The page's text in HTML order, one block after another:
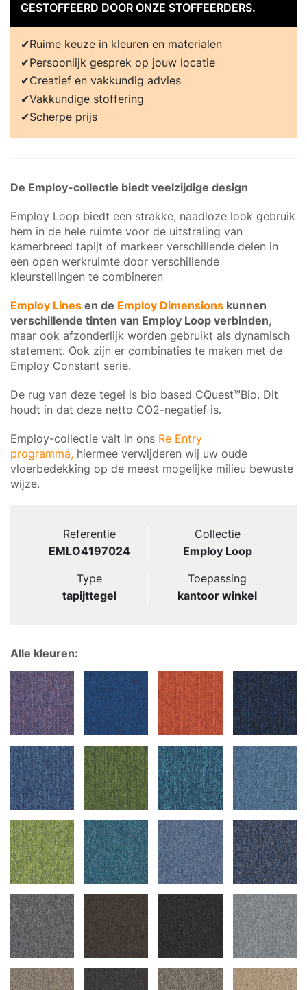
GESTOFFEERD DOOR ONZE STOFFEERDERS.
Ruime keuze in kleuren en materialen
Persoonlijk gesprek op jouw locatie
Creatief en vakkundig advies
Vakkundige stoffering
Scherpe prijs
De Employ-collectie biedt veelzijdige design
Employ Loop biedt een strakke, naadloze look gebruik
hem in de hele ruimte voor de uitstraling van
kamerbreed tapijt of markeer verschillende delen in
een open werkruimte door verschillende
kleurstellingen te combineren
Employ Lines en de Employ Dimensions kunnen
verschillende tinten van Employ Loop verbinden,
maar ook afzonderlijk worden gebruikt als dynamisch
statement. Ook zijn er combinaties te maken met de
Employ Constant serie.
De rug van deze tegel is bio based CQuest™Bio. Dit
houdt in dat deze netto CO2-negatief is.
Employ-collectie valt in ons Re Entry
programma, hiermee verwijderen wij uw oude
vloerbedekking op de meest mogelijke milieu bewuste
wijze.
Referentie
EMLO4197024
Collectie
Employ Loop
Type
tapijttegel
Toepassing
kantoor winkel
Alle kleuren: